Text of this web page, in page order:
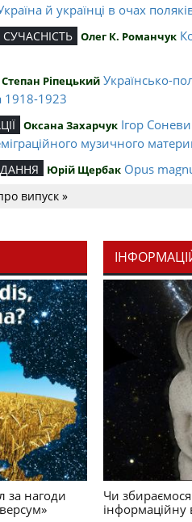
й українці в очах
СУЧАСНІСТЬ Олег К. Романчук
Степан Ріпецький Українсько-
1918-1923
Оксана Захарчук Ігор
музичного
Юрій Щербак Opus
Олег К. Романчук
української політстратегії й
випуск »
за нагоди
Чи
інформаційну